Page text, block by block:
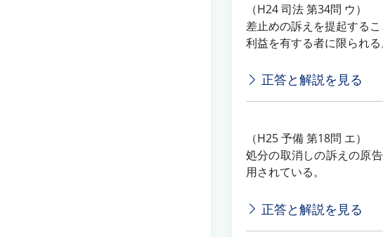
（H24 司法 第34問 ウ）
差止めの訴えを提起する
利益を有する者に限られる
正答と解説を見る
（H25 予備 第18問 エ）
処分の取消しの訴えの原
用されている。
正答と解説を見る